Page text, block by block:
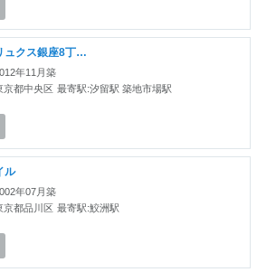
パークリュクス銀座8丁目mono
年11月築
京都中央区 最寄駅:汐留駅 築地市場駅
ル
年07月築
京都品川区 最寄駅:鮫洲駅